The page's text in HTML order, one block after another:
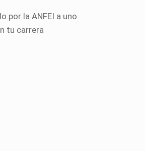
por la ANFEI a uno
tu carrera